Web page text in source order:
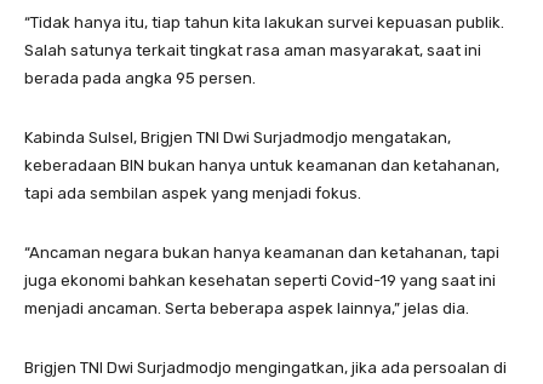
“Tidak hanya itu, tiap tahun kita lakukan survei kepuasan publik.
Salah satunya terkait tingkat rasa aman masyarakat, saat ini
berada pada angka 95 persen.
Kabinda Sulsel, Brigjen TNI Dwi Surjadmodjo mengatakan,
keberadaan BIN bukan hanya untuk keamanan dan ketahanan,
tapi ada sembilan aspek yang menjadi fokus.
“Ancaman negara bukan hanya keamanan dan ketahanan, tapi
juga ekonomi bahkan kesehatan seperti Covid-19 yang saat ini
menjadi ancaman. Serta beberapa aspek lainnya,” jelas dia.
Brigjen TNI Dwi Surjadmodjo mengingatkan, jika ada persoalan di